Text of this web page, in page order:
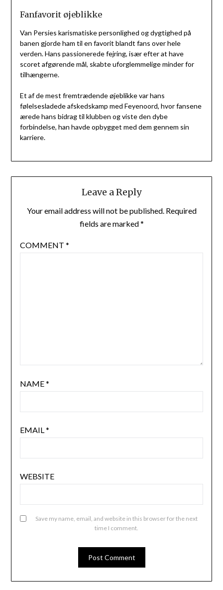
Fanfavorit øjeblikke
Van Persies karismatiske personlighed og dygtighed på
banen gjorde ham til en favorit blandt fans over hele
verden. Hans passionerede fejring, især efter at have
scoret afgørende mål, skabte uforglemmelige minder for
tilhængerne.
Et af de mest fremtrædende øjeblikke var hans
følelsesladede afskedskamp med Feyenoord, hvor fansene
ærede hans bidrag til klubben og viste den dybe
forbindelse, han havde opbygget med dem gennem sin
karriere.
Leave a Reply
Your email address will not be published. Required
fields are marked*
COMMENT *
NAME*
EMAIL*
WEBSITE
Save my name, email, and website in this browser for the next
time I comment.